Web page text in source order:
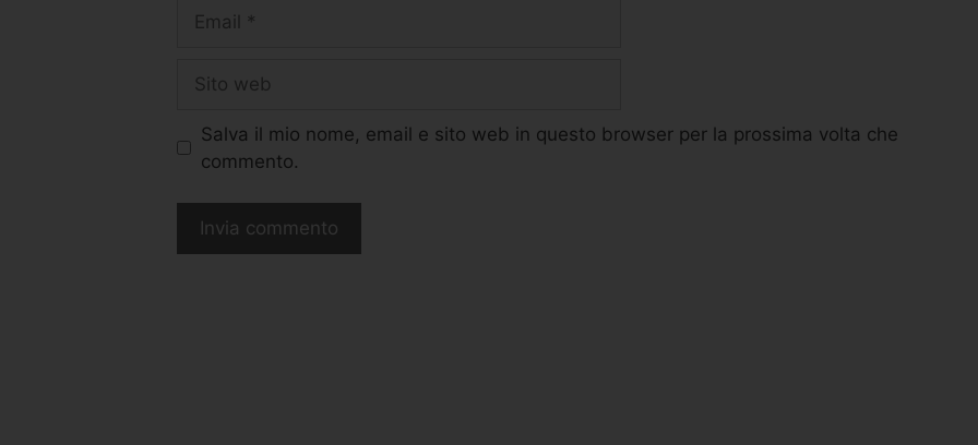
Salva il mio nome, email e sito web in questo browser per la prossima volta che
commento.